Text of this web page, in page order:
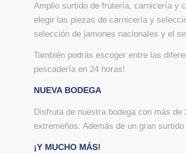
Amplio surtido de frutería, carnicería y
elegir las piezas de carnicería y
selección de jamones nacionales y el
También podrás escoger entre las
pescadería en 24 horas!
NUEVA BODEGA
Disfruta de nuestra bodega con más
extremeños. Además de un gran
¡Y MUCHO MÁS!